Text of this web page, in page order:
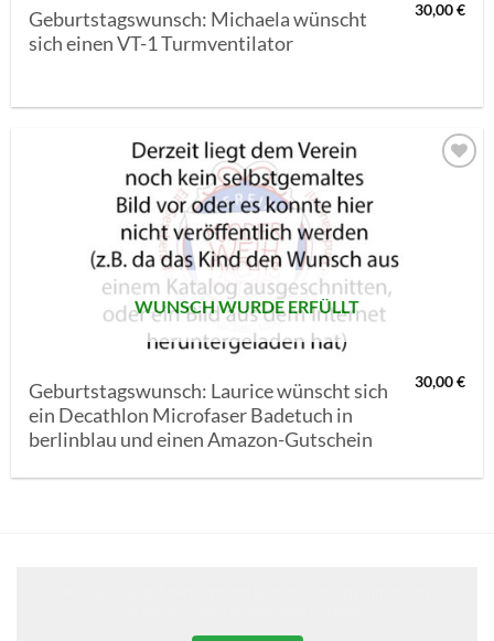
Geburtstagswunsch: Michaela wünscht
sich einen VT-1 Turmventilator
30,00€
WUNSCH WURDE ERFÜLLT
Geburtstagswunsch: Laurice wünscht sich
ein Decathlon Microfaser Badetuch in
berlinblau und einen Amazon-Gutschein
30,00€